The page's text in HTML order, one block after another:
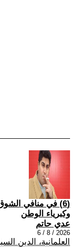
(6) في منافي
وكبرياء الوطن
عدي حاتم
2026 / 8 / 6
العلمانية، الدين